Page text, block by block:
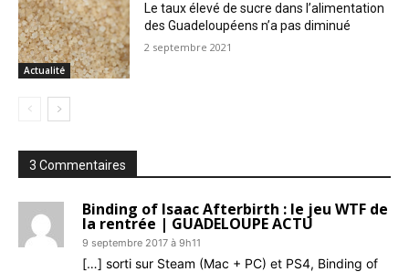
Actualité
Le taux élevé de sucre dans l’alimentation
des Guadeloupéens n’a pas diminué
2 septembre 2021
3 Commentaires
Binding of Isaac Afterbirth : le jeu WTF de
la rentrée | GUADELOUPE ACTU
9 septembre 2017 à 9h11
[…] sorti sur Steam (Mac + PC) et PS4, Binding of